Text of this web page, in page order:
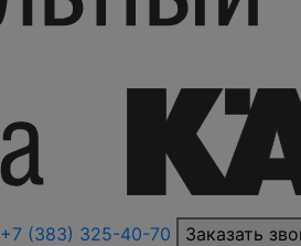
+7 (383) 325-40-70 Заказать